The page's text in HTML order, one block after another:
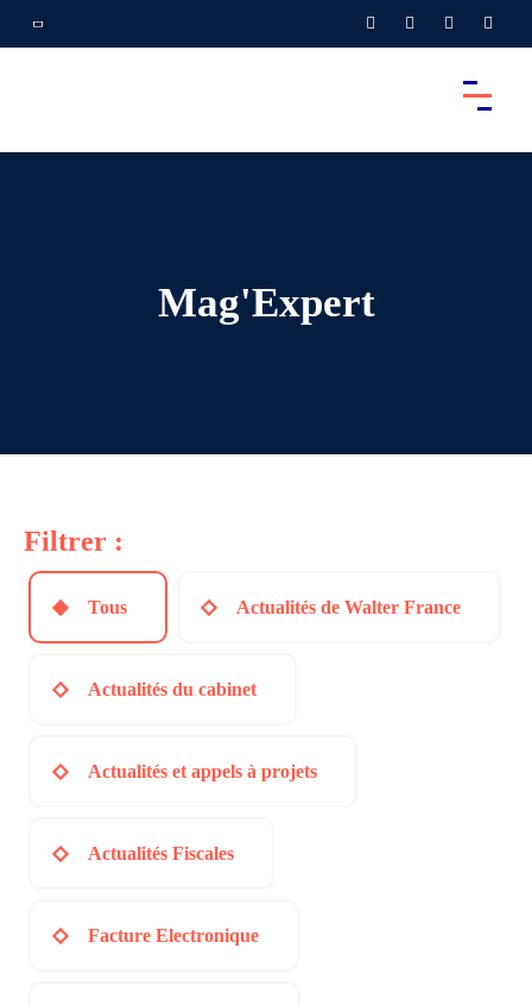
Mag'Expert
Filtrer :
Tous Actualités de Walter France
Actualités du cabinet
Actualités et appels à projets
Actualités Fiscales
Facture Electronique